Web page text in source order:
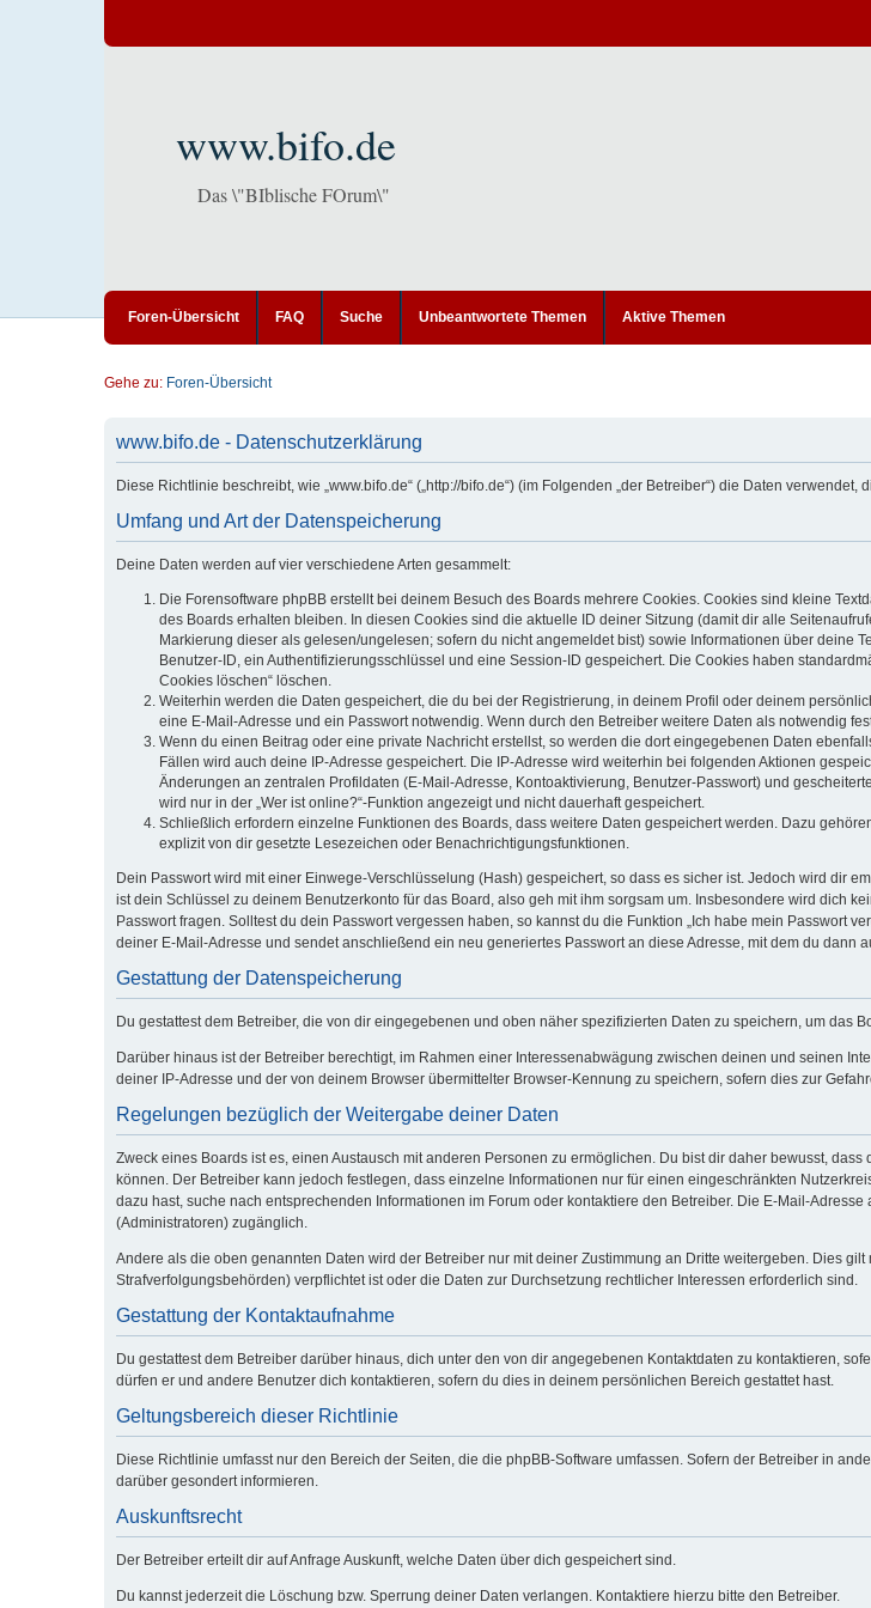
www.bifo.de
Das \"BIblische FOrum\"
Foren-Übersicht FAQ Suche Unbeantwortete Themen Aktive Themen
Gehe zu: Foren-Übersicht
www.bifo.de - Datenschutzerklärung
Diese Richtlinie beschreibt, wie „www.bifo.de“ („http://bifo.de“) (im Folgenden „der Betreiber“) die Daten
Umfang und Art der Datenspeicherung
Deine Daten werden auf vier verschiedene Arten gesammelt:
Die Forensoftware phpBB erstellt bei deinem Besuch des Boards mehrere Cookies. Cookies sind kleine
des Boards erhalten bleiben. In diesen Cookies sind die aktuelle ID deiner Sitzung (damit dir alle
Markierung dieser als gelesen/ungelesen; sofern du nicht angemeldet bist) sowie Informationen über deine
Benutzer-ID, ein Authentifizierungsschlüssel und eine Session-ID gespeichert. Die Cookies haben
Cookies löschen“ löschen.
Weiterhin werden die Daten gespeichert, die du bei der Registrierung, in deinem Profil oder deinem
eine E-Mail-Adresse und ein Passwort notwendig. Wenn durch den Betreiber weitere Daten als notwendig
Wenn du einen Beitrag oder eine private Nachricht erstellst, so werden die dort eingegebenen Daten
Fällen wird auch deine IP-Adresse gespeichert. Die IP-Adresse wird weiterhin bei folgenden Aktionen
Änderungen an zentralen Profildaten (E-Mail-Adresse, Kontoaktivierung, Benutzer-Passwort) und
wird nur in der „Wer ist online?“-Funktion angezeigt und nicht dauerhaft gespeichert.
Schließlich erfordern einzelne Funktionen des Boards, dass weitere Daten gespeichert werden. Dazu
explizit von dir gesetzte Lesezeichen oder Benachrichtigungsfunktionen.
Dein Passwort wird mit einer Einwege-Verschlüsselung (Hash) gespeichert, so dass es sicher ist. Jedoch wird dir
ist dein Schlüssel zu deinem Benutzerkonto für das Board, also geh mit ihm sorgsam um. Insbesondere wird dich
Passwort fragen. Solltest du dein Passwort vergessen haben, so kannst du die Funktion „Ich habe mein Passwort
deiner E-Mail-Adresse und sendet anschließend ein neu generiertes Passwort an diese Adresse, mit dem du dann
Gestattung der Datenspeicherung
Du gestattest dem Betreiber, die von dir eingegebenen und oben näher spezifizierten Daten zu speichern, um das
Darüber hinaus ist der Betreiber berechtigt, im Rahmen einer Interessenabwägung zwischen deinen und seinen
deiner IP-Adresse und der von deinem Browser übermittelter Browser-Kennung zu speichern, sofern dies zur
Regelungen bezüglich der Weitergabe deiner Daten
Zweck eines Boards ist es, einen Austausch mit anderen Personen zu ermöglichen. Du bist dir daher bewusst,
können. Der Betreiber kann jedoch festlegen, dass einzelne Informationen nur für einen eingeschränkten
dazu hast, suche nach entsprechenden Informationen im Forum oder kontaktiere den Betreiber. Die E-Mail-
(Administratoren) zugänglich.
Andere als die oben genannten Daten wird der Betreiber nur mit deiner Zustimmung an Dritte weitergeben. Dies
Strafverfolgungsbehörden) verpflichtet ist oder die Daten zur Durchsetzung rechtlicher Interessen erforderlich sind.
Gestattung der Kontaktaufnahme
Du gestattest dem Betreiber darüber hinaus, dich unter den von dir angegebenen Kontaktdaten zu kontaktieren,
dürfen er und andere Benutzer dich kontaktieren, sofern du dies in deinem persönlichen Bereich gestattet hast.
Geltungsbereich dieser Richtlinie
Diese Richtlinie umfasst nur den Bereich der Seiten, die die phpBB-Software umfassen. Sofern der Betreiber in
darüber gesondert informieren.
Auskunftsrecht
Der Betreiber erteilt dir auf Anfrage Auskunft, welche Daten über dich gespeichert sind.
Du kannst jederzeit die Löschung bzw. Sperrung deiner Daten verlangen. Kontaktiere hierzu bitte den Betreiber.